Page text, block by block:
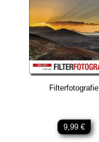
Filterfotografie
9,99 €